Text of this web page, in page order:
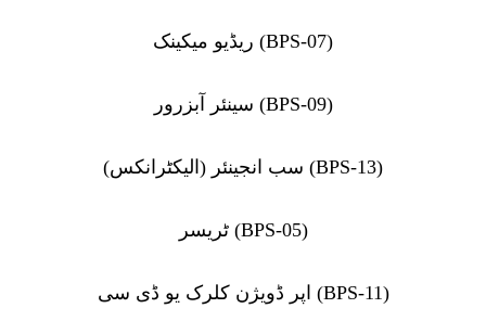
ریڈیو میکینک (BPS-07)
سینئر آبزرور (BPS-09)
سب انجینئر (الیکٹرانکس) (BPS-13)
ٹریسر (BPS-05)
اپر ڈویژن کلرک یو ڈی سی (BPS-11)